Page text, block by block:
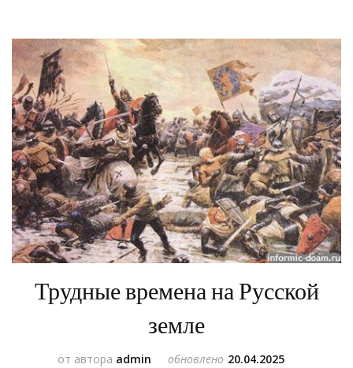
Трудные времена на Русской
земле
от автора admin обновлено 20.04.2025